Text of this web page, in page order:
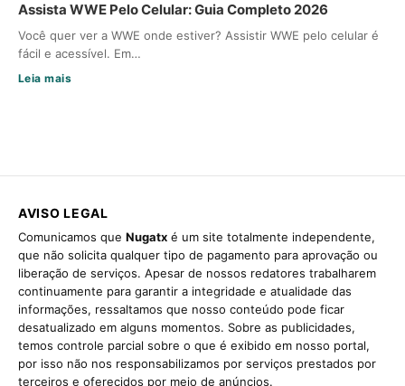
Assista WWE Pelo Celular: Guia Completo 2026
Você quer ver a WWE onde estiver? Assistir WWE pelo celular é
fácil e acessível. Em…
Leia mais
AVISO LEGAL
Comunicamos que Nugatx é um site totalmente independente,
que não solicita qualquer tipo de pagamento para aprovação ou
liberação de serviços. Apesar de nossos redatores trabalharem
continuamente para garantir a integridade e atualidade das
informações, ressaltamos que nosso conteúdo pode ficar
desatualizado em alguns momentos. Sobre as publicidades,
temos controle parcial sobre o que é exibido em nosso portal,
por isso não nos responsabilizamos por serviços prestados por
terceiros e oferecidos por meio de anúncios.